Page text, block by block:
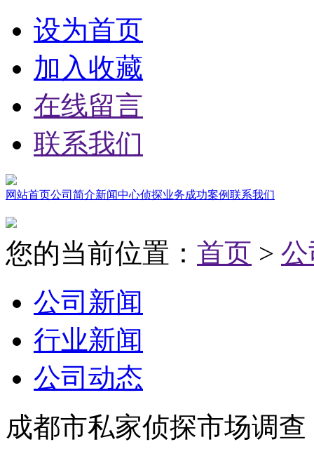
设为首页
加入收藏
在线留言
联系我们
网站首页公司简介新闻中心侦探业务成功案例联系我们
您的当前位置： 首页 >
公司新闻
行业新闻
公司动态
成都市私家侦探市场调